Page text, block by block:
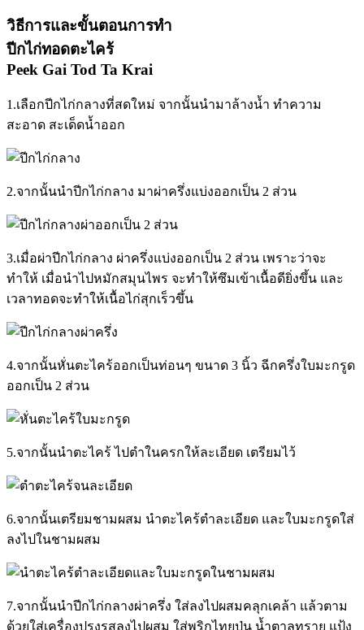
วิธีการและขั้นตอนการทำ
ปีกไก่ทอดตะไคร้
Peek Gai Tod Ta Krai
1.เลือกปีกไก่กลางที่สดใหม่ จากนั้นนำมาล้างน้ำ ทำความ
สะอาด สะเด็ดน้ำออก
2.จากนั้นนำปีกไก่กลาง มาผ่าครึ่งแบ่งออกเป็น 2 ส่วน
3.เมื่อผ่าปีกไก่กลาง ผ่าครึ่งแบ่งออกเป็น 2 ส่วน เพราะว่าจะ
ทำให้ เมื่อนำไปหมักสมุนไพร จะทำให้ซึมเข้าเนื้อดียิ่งขึ้น และ
เวลาทอดจะทำให้เนื้อไก่สุกเร็วขึ้น
4.จากนั้นหั่นตะไคร้ออกเป็นท่อนๆ ขนาด 3 นิ้ว ฉีกครึ่งใบมะกรูด
ออกเป็น 2 ส่วน
5.จากนั้นนำตะไคร้ ไปตำในครกให้ละเอียด เตรียมไว้
6.จากนั้นเตรียมชามผสม นำตะไคร้ตำละเอียด และใบมะกรูดใส่
ลงไปในชามผสม
7.จากนั้นนำปีกไก่กลางผ่าครึ่ง ใส่ลงไปผสมคลุกเคล้า แล้วตาม
ด้วยใส่เครื่องปรุงรสลงไปผสม ใส่พริกไทยป่น น้ำตาลทราย แป้ง